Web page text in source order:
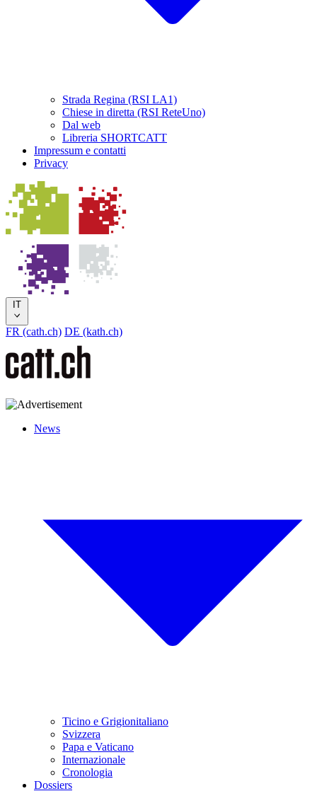
Strada Regina (RSI LA1)
Chiese in diretta (RSI ReteUno)
Dal web
Libreria SHORTCATT
Impressum e contatti
Privacy
IT
FR (cath.ch) DE (kath.ch)
News
Ticino e Grigionitaliano
Svizzera
Papa e Vaticano
Internazionale
Cronologia
Dossiers